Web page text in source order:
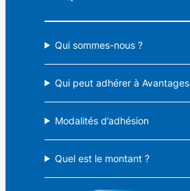
Qui sommes-nous ?
Qui peut adhérer à
Modalités d’adhésion
Quel est le montant ?